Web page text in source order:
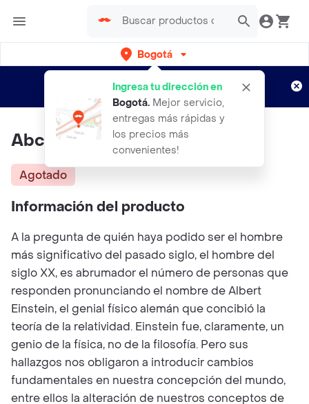
Bogotá
Ingresa tu dirección en
Bogotá. Mejor servicio,
entregas más rápidas y
los precios más
convenientes!
envíos gratis por semanas
Aplican TyC
Abc de la relatividad
Agotado
Información del producto
A la pregunta de quién haya podido ser el hombre
más significativo del pasado siglo, el hombre del
siglo XX, es abrumador el número de personas que
responden pronunciando el nombre de Albert
Einstein, el genial físico alemán que concibió la
teoría de la relatividad. Einstein fue, claramente, un
genio de la física, no de la filosofía. Pero sus
hallazgos nos obligaron a introducir cambios
fundamentales en nuestra concepción del mundo,
entre ellos la alteración de nuestros conceptos de